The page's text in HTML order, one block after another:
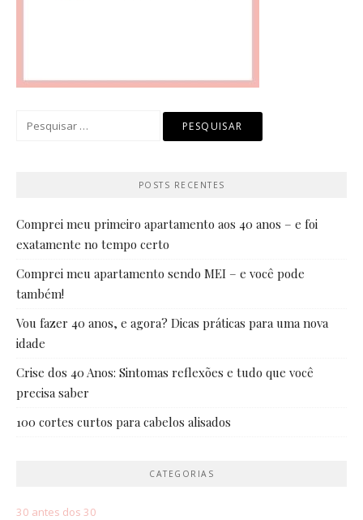
POSTS RECENTES
Comprei meu primeiro apartamento aos 40 anos – e foi
exatamente no tempo certo
Comprei meu apartamento sendo MEI – e você pode
também!
Vou fazer 40 anos, e agora? Dicas práticas para uma nova
idade
Crise dos 40 Anos: Sintomas reflexões e tudo que você
precisa saber
100 cortes curtos para cabelos alisados
CATEGORIAS
30 antes dos 30